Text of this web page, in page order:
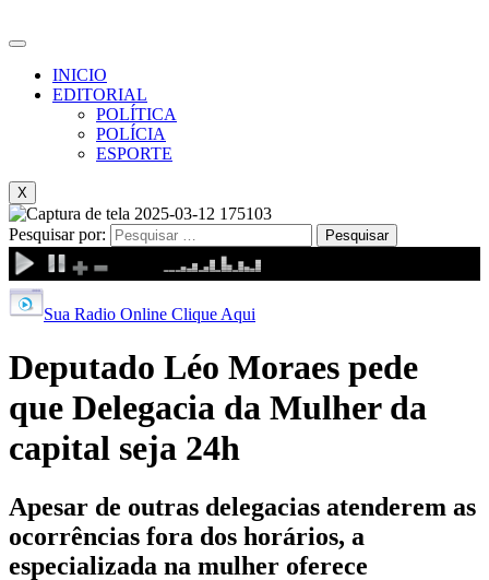
INICIO
EDITORIAL
POLÍTICA
POLÍCIA
ESPORTE
X
Pesquisar por:
Sua Radio Online Clique Aqui
Deputado Léo Moraes pede
que Delegacia da Mulher da
capital seja 24h
Apesar de outras delegacias atenderem as
ocorrências fora dos horários, a
especializada na mulher oferece